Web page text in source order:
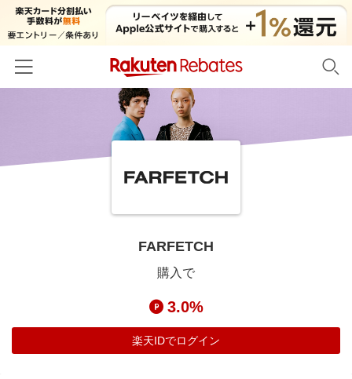
家電・PC・スマホ・カメラ
リーベイツ注目ストア
FARFETCH
購入で
3.0%
楽天IDでログイン